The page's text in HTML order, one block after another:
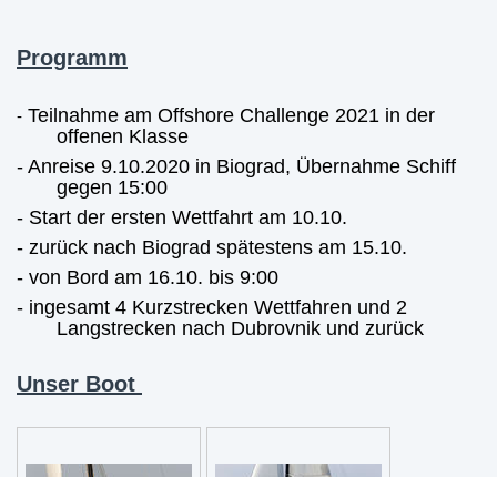
Programm
- Teilnahme am Offshore Challenge 2021 in der
offenen Klasse
- Anreise 9.10.2020 in Biograd, Übernahme Schiff
gegen 15:00
- Start der ersten Wettfahrt am 10.10.
- zurück nach Biograd spätestens am 15.10.
- von Bord am 16.10. bis 9:00
- ingesamt 4 Kurzstrecken Wettfahren und 2
Langstrecken nach Dubrovnik und zurück
Unser Boot